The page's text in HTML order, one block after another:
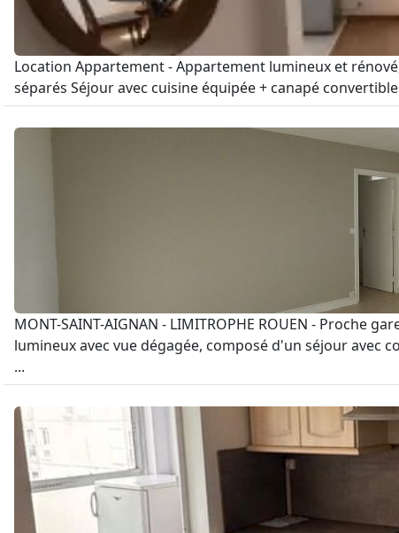
Location Appartement - Appartement lumineux et
séparés Séjour avec cuisine équipée + canapé
MONT-SAINT-AIGNAN - LIMITROPHE ROUEN - Proche
lumineux avec vue dégagée, composé d'un séjour avec
...